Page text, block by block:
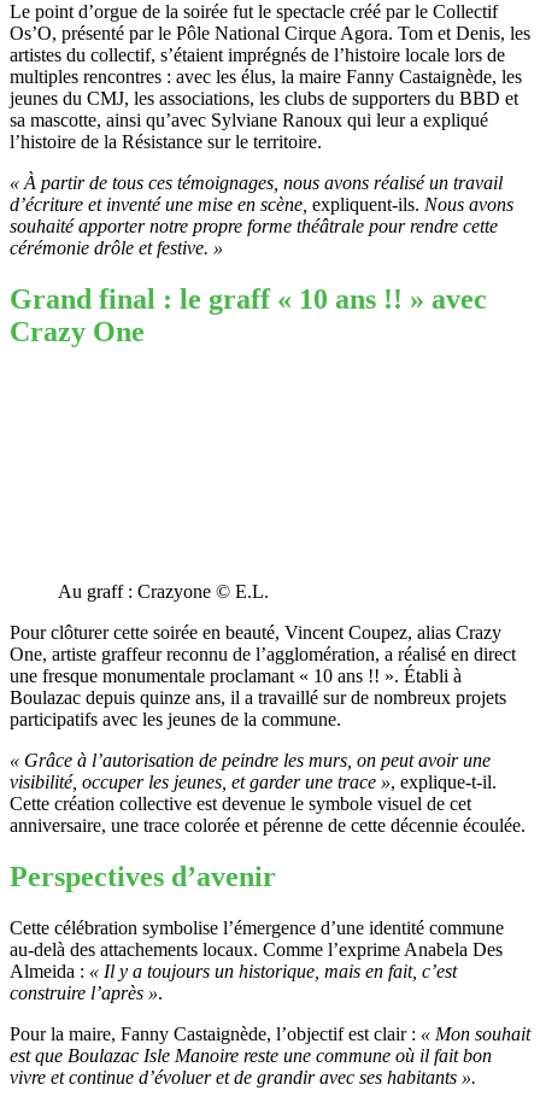
Le point d’orgue de la soirée fut le spectacle créé par le Collectif
Os’O, présenté par le Pôle National Cirque Agora. Tom et Denis, les
artistes du collectif, s’étaient imprégnés de l’histoire locale lors de
multiples rencontres : avec les élus, la maire Fanny Castaignède, les
jeunes du CMJ, les associations, les clubs de supporters du BBD et
sa mascotte, ainsi qu’avec Sylviane Ranoux qui leur a expliqué
l’histoire de la Résistance sur le territoire.
« À partir de tous ces témoignages, nous avons réalisé un travail
d’écriture et inventé une mise en scène, expliquent-ils. Nous avons
souhaité apporter notre propre forme théâtrale pour rendre cette
cérémonie drôle et festive. »
Grand final : le graff « 10 ans !! » avec
Crazy One
Au graff : Crazyone © E.L.
Pour clôturer cette soirée en beauté, Vincent Coupez, alias Crazy
One, artiste graffeur reconnu de l’agglomération, a réalisé en direct
une fresque monumentale proclamant « 10 ans !! ». Établi à
Boulazac depuis quinze ans, il a travaillé sur de nombreux projets
participatifs avec les jeunes de la commune.
« Grâce à l’autorisation de peindre les murs, on peut avoir une
visibilité, occuper les jeunes, et garder une trace », explique-t-il.
Cette création collective est devenue le symbole visuel de cet
anniversaire, une trace colorée et pérenne de cette décennie écoulée.
Perspectives d’avenir
Cette célébration symbolise l’émergence d’une identité commune
au-delà des attachements locaux. Comme l’exprime Anabela Des
Almeida : « Il y a toujours un historique, mais en fait, c’est
construire l’après ».
Pour la maire, Fanny Castaignède, l’objectif est clair : « Mon souhait
est que Boulazac Isle Manoire reste une commune où il fait bon
vivre et continue d’évoluer et de grandir avec ses habitants ».